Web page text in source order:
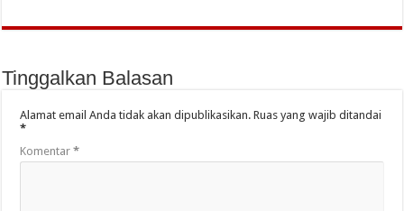
Tinggalkan Balasan
Alamat email Anda tidak akan dipublikasikan. Ruas yang wajib ditandai
*
Komentar*